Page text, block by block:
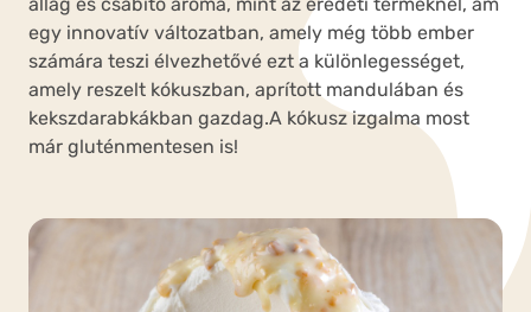
egy innovatív változatban, amely még több ember
számára teszi élvezhetővé ezt a különlegességet,
amely reszelt kókuszban, aprított mandulában és
kekszdarabkákban gazdag.A kókusz izgalma most
már gluténmentesen is!